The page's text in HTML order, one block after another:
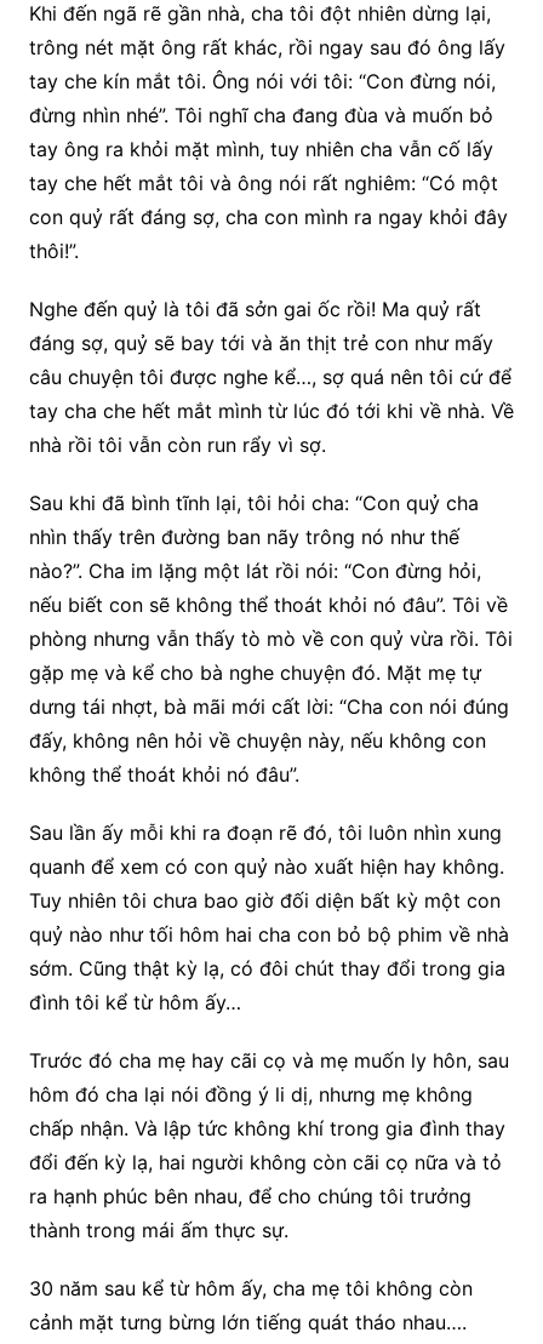
Khi đến ngã rẽ gần nhà, cha tôi đột nhiên dừng lại,
trông nét mặt ông rất khác, rồi ngay sau đó ông lấy
tay che kín mắt tôi. Ông nói với tôi: “Con đừng nói,
đừng nhìn nhé”. Tôi nghĩ cha đang đùa và muốn bỏ
tay ông ra khỏi mặt mình, tuy nhiên cha vẫn cố lấy
tay che hết mắt tôi và ông nói rất nghiêm: “Có một
con quỷ rất đáng sợ, cha con mình ra ngay khỏi đây
thôi!”.
Nghe đến quỷ là tôi đã sởn gai ốc rồi! Ma quỷ rất
đáng sợ, quỷ sẽ bay tới và ăn thịt trẻ con như mấy
câu chuyện tôi được nghe kể…, sợ quá nên tôi cứ để
tay cha che hết mắt mình từ lúc đó tới khi về nhà. Về
nhà rồi tôi vẫn còn run rẩy vì sợ.
Sau khi đã bình tĩnh lại, tôi hỏi cha: “Con quỷ cha
nhìn thấy trên đường ban nãy trông nó như thế
nào?”. Cha im lặng một lát rồi nói: “Con đừng hỏi,
nếu biết con sẽ không thể thoát khỏi nó đâu”. Tôi về
phòng nhưng vẫn thấy tò mò về con quỷ vừa rồi. Tôi
gặp mẹ và kể cho bà nghe chuyện đó. Mặt mẹ tự
dưng tái nhợt, bà mãi mới cất lời: “Cha con nói đúng
đấy, không nên hỏi về chuyện này, nếu không con
không thể thoát khỏi nó đâu”.
Sau lần ấy mỗi khi ra đoạn rẽ đó, tôi luôn nhìn xung
quanh để xem có con quỷ nào xuất hiện hay không.
Tuy nhiên tôi chưa bao giờ đối diện bất kỳ một con
quỷ nào như tối hôm hai cha con bỏ bộ phim về nhà
sớm. Cũng thật kỳ lạ, có đôi chút thay đổi trong gia
đình tôi kể từ hôm ấy…
Trước đó cha mẹ hay cãi cọ và mẹ muốn ly hôn, sau
hôm đó cha lại nói đồng ý li dị, nhưng mẹ không
chấp nhận. Và lập tức không khí trong gia đình thay
đổi đến kỳ lạ, hai người không còn cãi cọ nữa và tỏ
ra hạnh phúc bên nhau, để cho chúng tôi trưởng
thành trong mái ấm thực sự.
30 năm sau kể từ hôm ấy, cha mẹ tôi không còn
cảnh mặt tưng bừng lớn tiếng quát tháo nhau….